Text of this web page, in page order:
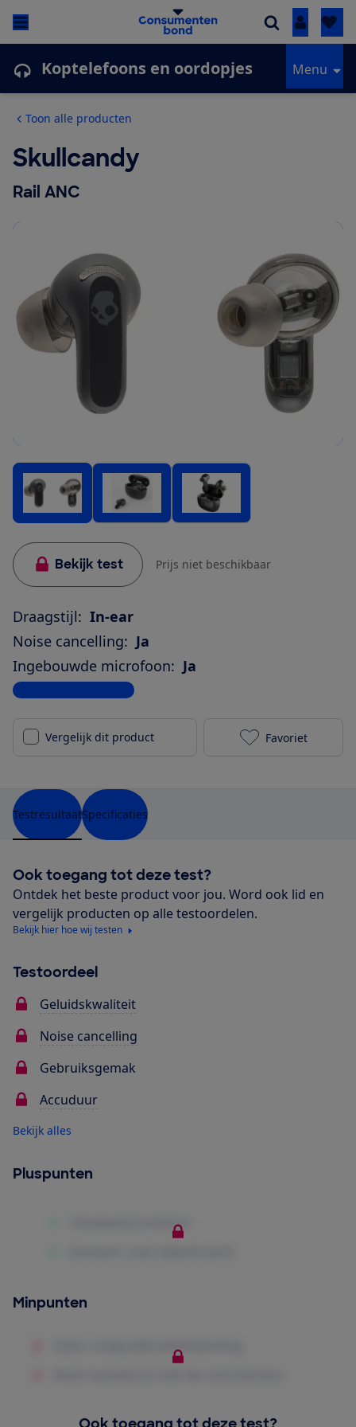
Inloggen
Koptelefoons en oordopjes Menu
Toon alle producten
Skullcandy
Rail ANC
Bekijk test Prijs niet beschikbaar
Draagstijl: In-ear
Noise cancelling: Ja
Ingebouwde microfoon: Ja
Bekijk alle specificaties
Vergelijk dit product Skullcandy
Favoriet
TestresultaatSpecificaties
Ook toegang tot deze test?
Ontdek het beste product voor jou. Word ook lid en
vergelijk producten op alle testoordelen.
Bekijk hier hoe wij testen
Testoordeel
Geluidskwaliteit
Noise cancelling
Gebruiksgemak
Accuduur
Bekijk alles
Pluspunten
Minpunten